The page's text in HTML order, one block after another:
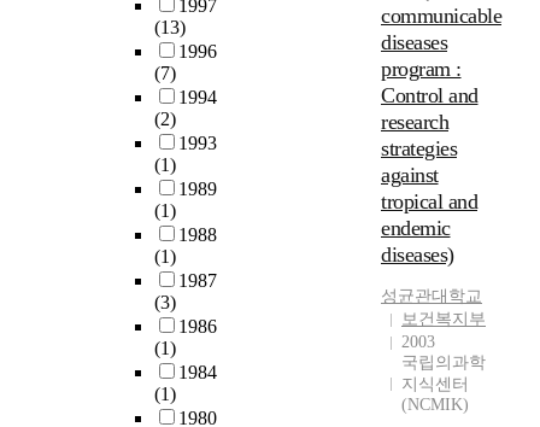
1997
(13)
1996
(7)
1994
(2)
1993
(1)
1989
(1)
1988
(1)
1987
(3)
1986
(1)
1984
(1)
1980
communicable
diseases
program :
Control and
research
strategies
against
tropical and
endemic
diseases)
성균관대학교
보건복지부
2003
국립의과학
지식센터
(NCMIK)